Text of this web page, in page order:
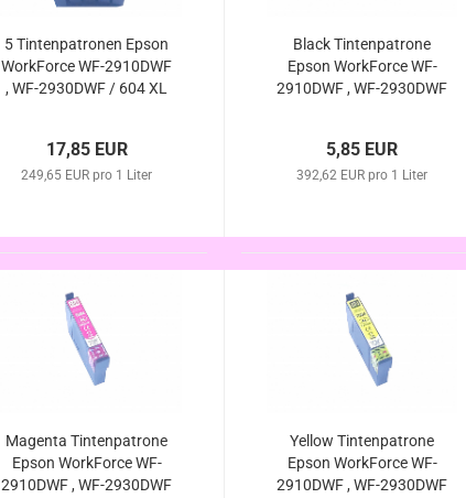
5 Tintenpatronen Epson
WorkForce WF-2910DWF
, WF-2930DWF / 604 XL
17,85 EUR
249,65 EUR pro 1 Liter
Black Tintenpatrone
Epson WorkForce WF-
2910DWF , WF-2930DWF
5,85 EUR
392,62 EUR pro 1 Liter
Magenta Tintenpatrone
Epson WorkForce WF-
2910DWF , WF-2930DWF
Yellow Tintenpatrone
Epson WorkForce WF-
2910DWF , WF-2930DWF